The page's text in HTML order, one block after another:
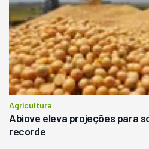
Agricultura
Abiove eleva projeções para
recorde